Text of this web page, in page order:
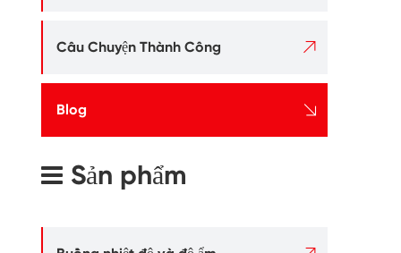
Câu Chuyện Thành Công 
Blog 
Sản phẩm